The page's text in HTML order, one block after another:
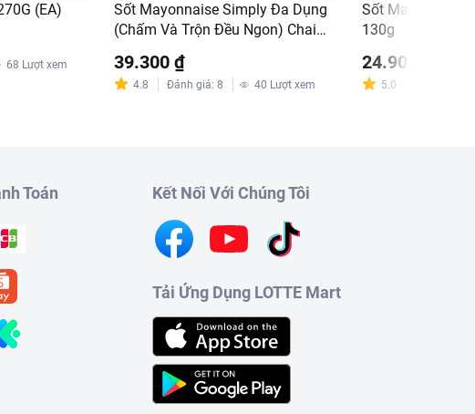
(EA)
68 Lượt xem
Sốt Mayonnaise Simply Đa Dụng
(Chấm Và Trộn Đều Ngon) Chai
39.300 ₫
4.8 Đánh giá: 8 40 Lượt xem
Sốt Mayonnaise
130g
24.900 ₫
5.0
Toán Kết Nối Với Chúng Tôi
Tải Ứng Dụng LOTTE Mart